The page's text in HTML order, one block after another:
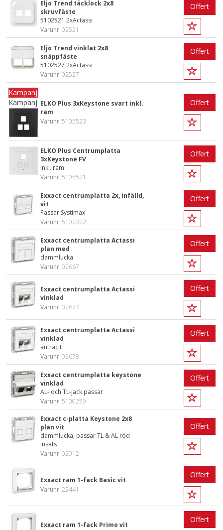
Eljo Trend täcklock 2x8
skruvfäste
5102521 2xActassi
Varunr 02521
Offert
Eljo Trend vinklat 2x8
snäppfäste
5102527 2xActassi
Varunr 02527
Offert
Kampanj ELKO Plus 3xKeystone svart inkl.
ram
Varunr 5105523
Offert
ELKO Plus Centrumplatta
3xKeystone FV
inkl. ram
Varunr 5105521
Offert
Exxact centrumplatta 2x, infälld,
vit
Passar Systimax
Varunr 5102022
Offert
Exxact centrumplatta Actassi
plan med
dammlucka
Varunr 02667
Offert
Exxact centrumplatta Actassi
vinklad
Varunr 02677
Offert
Exxact centrumplatta Actassi
vinklad
antracit
Varunr 02678
Offert
Exxact centrumplatta keystone
vinklad
AL- och TL-jack passar
Varunr 5100259
Offert
Exxact c-platta Keystone 2x8
plan vit
dammlucka, passar TL & AL röd
insats
Varunr 02012
Offert
Exxact ram 1-fack Basic vit
Varunr 22441
Offert
Exxact ram 1-fack Primo vit
Offert